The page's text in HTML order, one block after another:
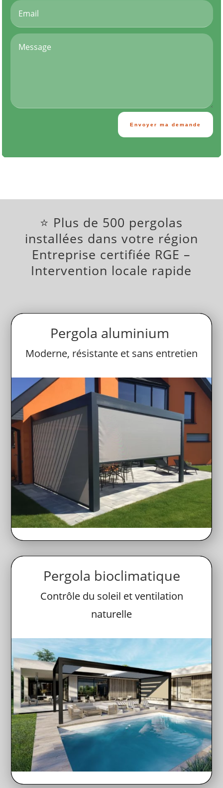
Envoyer ma demande
⭐ Plus de 500 pergolas
installées dans votre région
Entreprise certifiée RGE –
Intervention locale rapide
Pergola aluminium
Moderne, résistante et sans entretien
Pergola bioclimatique
Contrôle du soleil et ventilation
naturelle